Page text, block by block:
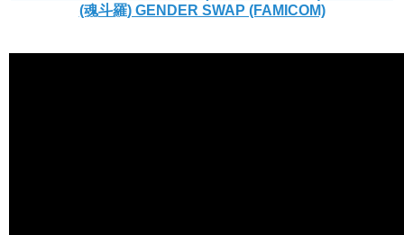
(魂斗羅) GENDER SWAP (FAMICOM)